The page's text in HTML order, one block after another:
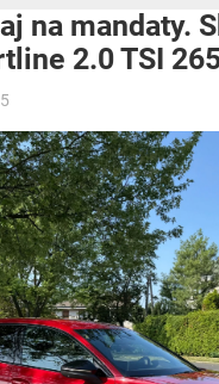
na mandaty.
2.0 TSI